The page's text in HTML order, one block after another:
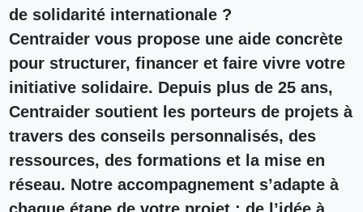
de solidarité internationale ?
Centraider vous propose une aide concrète
pour structurer, financer et faire vivre votre
initiative solidaire. Depuis plus de 25 ans,
Centraider soutient les porteurs de projets à
travers des conseils personnalisés, des
ressources, des formations et la mise en
réseau. Notre accompagnement s’adapte à
chaque étape de votre projet : de l’idée à